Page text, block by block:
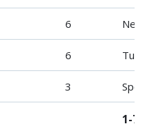
6
6
3
1-